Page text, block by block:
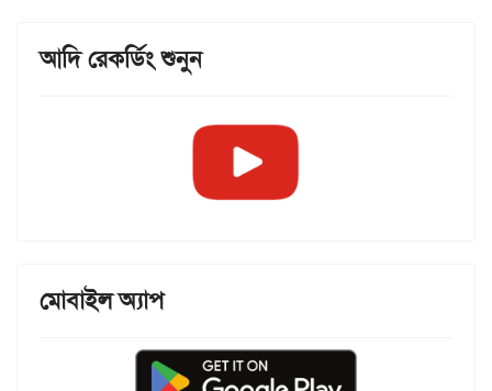
আদি রেকর্ডিং শুনুন
মোবাইল অ্যাপ